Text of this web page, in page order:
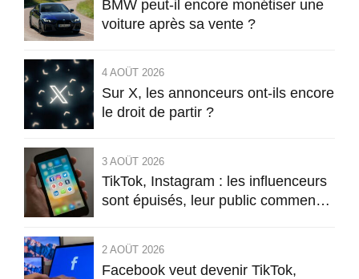
BMW peut-il encore monétiser une
voiture après sa vente ?
4 AOÛT 2026
Sur X, les annonceurs ont-ils encore
le droit de partir ?
3 AOÛT 2026
TikTok, Instagram : les influenceurs
sont épuisés, leur public commence
2 AOÛT 2026
Facebook veut devenir TikTok,